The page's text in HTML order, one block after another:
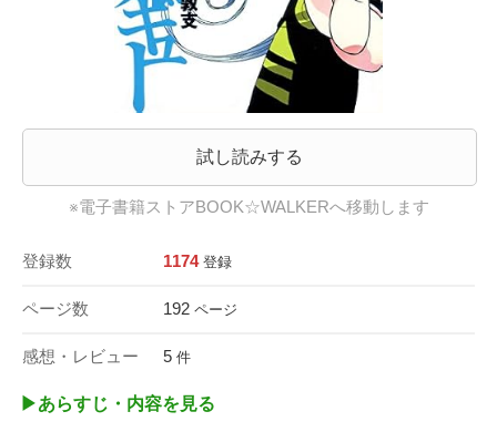
試し読みする
※電子書籍ストアBOOK☆WALKERへ移動します
登録数 1174 登録
ページ数 192 ページ
感想・レビュー 5 件
▶︎あらすじ・内容を見る